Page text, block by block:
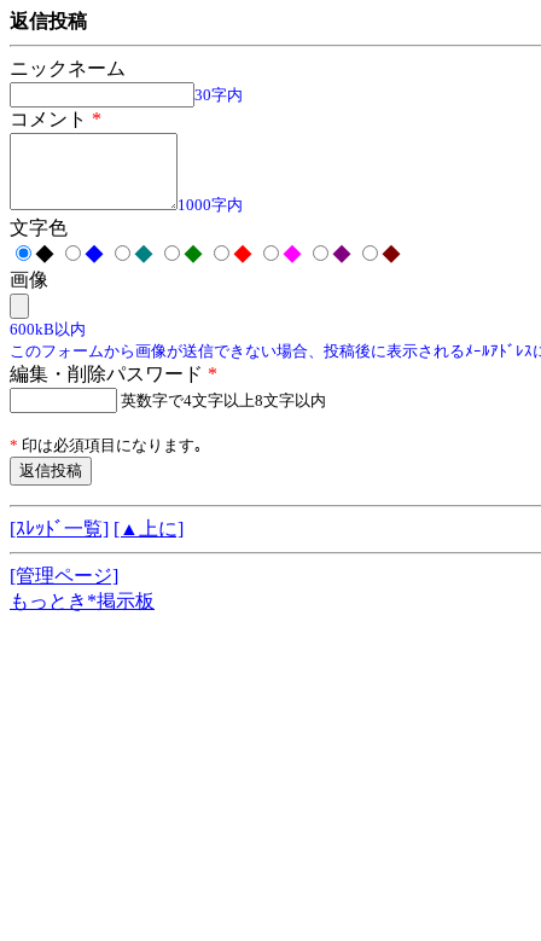
返信投稿
ニックネーム
30字内
コメント *
1000字内
文字色
◆
◆ ◆ ◆ ◆ ◆ ◆
◆
画像
600kB以内
このフォームから画像が送信できない場合、投稿後に表示されるﾒｰﾙｱﾄﾞﾚ
編集・削除パスワード *
英数字で4文字以上8文字以内
* 印は必須項目になります｡
[ｽﾚｯﾄﾞ一覧] [▲上に]
[管理ページ]
もっとき*掲示板